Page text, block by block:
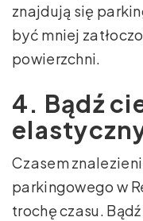
znajdują się
być mniej
powierzchni.
4. Bądź
Czasem
parkingowego w
trochę czasu.